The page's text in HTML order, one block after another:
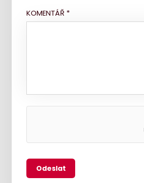
KOMENTÁŘ *